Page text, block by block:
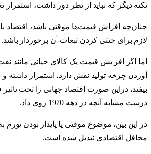
نکته دیگر که نباید از نظر دور داشت،
چنان‌چه افزاش قیمت‌ها موقتی باشد، اقتصاد
لازم برای خنثی کردن تبعات آن برخوردار باشد.
اما اگر افزایش قیمت یک کالای حیاتی مانند
آوردن چرخه تولید نقش دارد، استمرار داشته و
بیفتد، دراین صورت اقتصاد جهانی را تحت تاثیر
درست مشابه آنچه در دهه 1970 روی داد.
در این بین، موضوع موقتی یا پایدار بودن تورم
محافل اقتصادی تبدیل شده است.